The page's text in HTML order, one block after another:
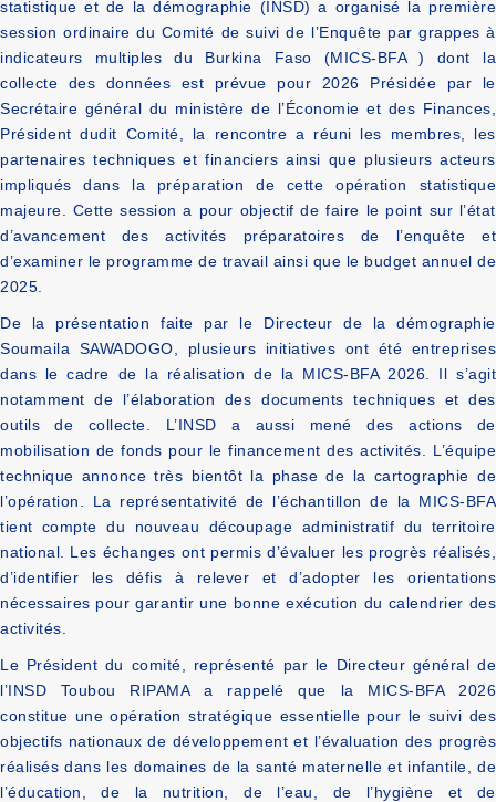
statistique et de la démographie (INSD) a organisé la première
session ordinaire du Comité de suivi de l’Enquête par grappes à
indicateurs multiples du Burkina Faso (MICS-BFA ) dont la
collecte des données est prévue pour 2026 Présidée par le
Secrétaire général du ministère de l’Économie et des Finances,
Président dudit Comité, la rencontre a réuni les membres, les
partenaires techniques et financiers ainsi que plusieurs acteurs
impliqués dans la préparation de cette opération statistique
majeure. Cette session a pour objectif de faire le point sur l’état
d’avancement des activités préparatoires de l’enquête et
d’examiner le programme de travail ainsi que le budget annuel de
2025.
De la présentation faite par le Directeur de la démographie
Soumaila SAWADOGO, plusieurs initiatives ont été entreprises
dans le cadre de la réalisation de la MICS-BFA 2026. Il s’agit
notamment de l’élaboration des documents techniques et des
outils de collecte. L’INSD a aussi mené des actions de
mobilisation de fonds pour le financement des activités. L’équipe
technique annonce très bientôt la phase de la cartographie de
l’opération. La représentativité de l’échantillon de la MICS-BFA
tient compte du nouveau découpage administratif du territoire
national. Les échanges ont permis d’évaluer les progrès réalisés,
d’identifier les défis à relever et d’adopter les orientations
nécessaires pour garantir une bonne exécution du calendrier des
activités.
Le Président du comité, représenté par le Directeur général de
l’INSD Toubou RIPAMA a rappelé que la MICS-BFA 2026
constitue une opération stratégique essentielle pour le suivi des
objectifs nationaux de développement et l’évaluation des progrès
réalisés dans les domaines de la santé maternelle et infantile, de
l’éducation, de la nutrition, de l’eau, de l’hygiène et de